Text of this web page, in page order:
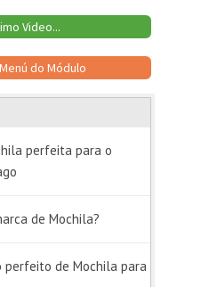
Video...
do Módulo
perfeita para o
de Mochila?
perfeito de Mochila para